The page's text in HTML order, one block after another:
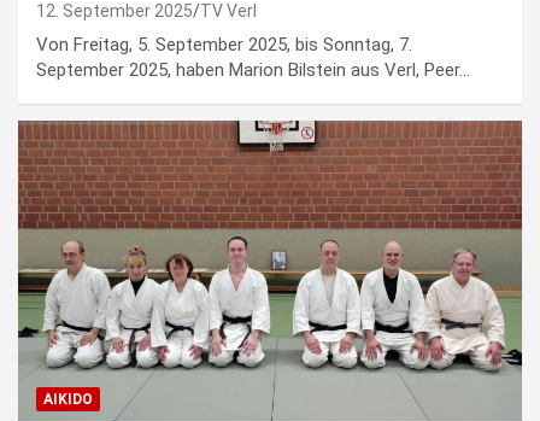
12. September 2025 TV Verl
Von Freitag, 5. September 2025, bis Sonntag, 7.
September 2025, haben Marion Bilstein aus Verl, Peer…
AIKIDO